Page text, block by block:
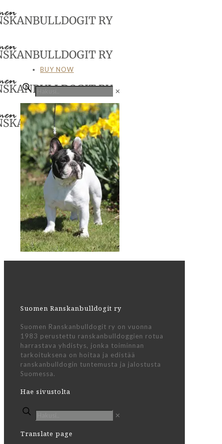
BUY NOW
✕
Suomen Ranskanbulldogit ry
Suomen Ranskanbulldogit ry on vuonna
1983 perustettu ranskanbulldoggien rotua
harrastava yhdistys, jonka toiminnan
tarkoituksena on hoitaa ja edistää
ranskanbulldogin tuntemusta ja jalostusta
Suomessa.
Hae sivustolta
✕
Translate page